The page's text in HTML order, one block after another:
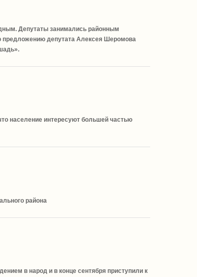
Депутаты занимались районным
предложению депутата Алексея Шеромова
население интересуют большей частью
района
в народ и в конце сентября приступили к